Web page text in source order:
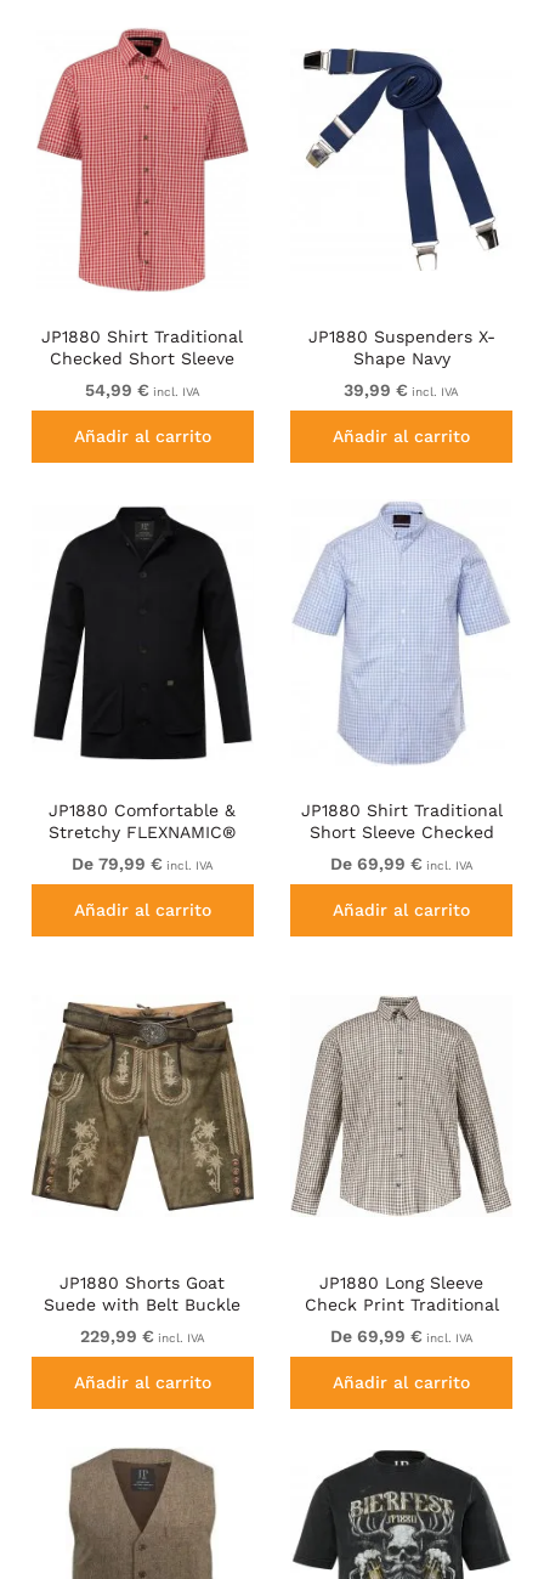
JP1880 Shirt Traditional
Checked Short Sleeve
Red
54,99 € incl. IVA
Añadir al carrito
JP1880 Suspenders X-
Shape Navy
39,99 € incl. IVA
Añadir al carrito
JP1880 Comfortable &
Stretchy FLEXNAMIC®
Light Jacket Black
De 79,99 € incl. IVA
Añadir al carrito
JP1880 Shirt Traditional
Short Sleeve Checked
Light Blue
De 69,99 € incl. IVA
Añadir al carrito
JP1880 Shorts Goat
Suede with Belt Buckle
Traditional Moss Green
229,99 € incl. IVA
Añadir al carrito
JP1880 Long Sleeve
Check Print Traditional
Shirt Brown
De 69,99 € incl. IVA
Añadir al carrito